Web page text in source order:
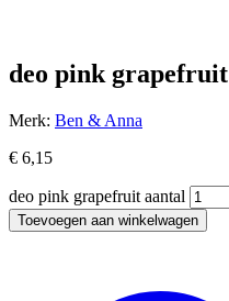
deo pink grapefruit
Merk: Ben & Anna
€ 6,15
deo pink grapefruit aantal
Toevoegen aan winkelwagen